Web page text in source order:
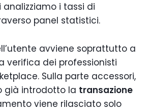
i tassi di
panel statistici.
avviene soprattutto a
verifica dei professionisti
Sulla parte accessori,
già introdotto la transazione
viene rilasciato solo